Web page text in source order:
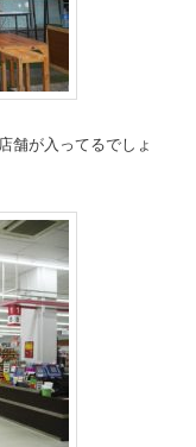
舗が入ってるでしょ